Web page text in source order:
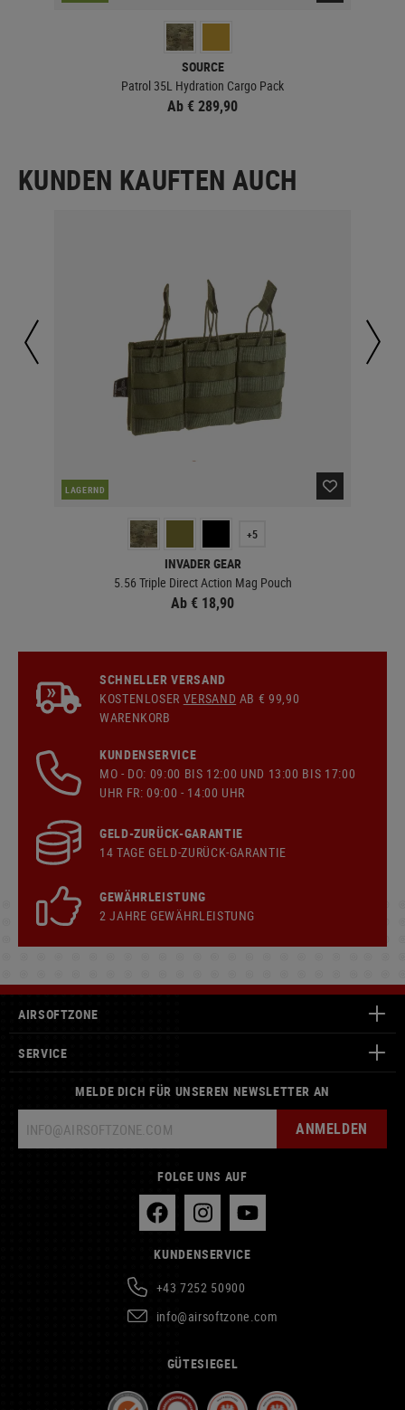
SOURCE
Patrol 35L Hydration Cargo Pack
Ab € 289,90
KUNDEN KAUFTEN AUCH
LAGERND
+5
INVADER GEAR
5.56 Triple Direct Action Mag Pouch
Ab € 18,90
SCHNELLER VERSAND
KOSTENLOSER VERSAND AB € 99,90
WARENKORB
KUNDENSERVICE
MO - DO: 09:00 BIS 12:00 UND 13:00 BIS 17:00
UHR FR: 09:00 - 14:00 UHR
GELD-ZURÜCK-GARANTIE
14 TAGE GELD-ZURÜCK-GARANTIE
GEWÄHRLEISTUNG
2 JAHRE GEWÄHRLEISTUNG
AIRSOFTZONE
SERVICE
MELDE DICH FÜR UNSEREN NEWSLETTER AN
ANMELDEN
FOLGE UNS AUF
KUNDENSERVICE
+43 7252 50900
info@airsoftzone.com
GÜTESIEGEL